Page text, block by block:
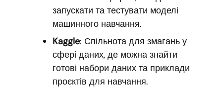
запускати та тестувати моделі
машинного навчання.
Kaggle: Спільнота для змагань у
сфері даних, де можна знайти
готові набори даних та приклади
проєктів для навчання.